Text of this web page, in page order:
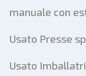
manuale con
Usato Presse
Usato